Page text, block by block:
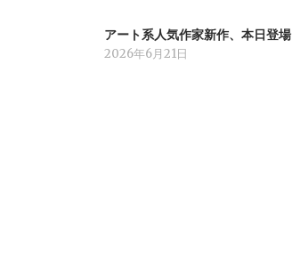
アート系人気作家新作、本日登場
2026年6月21日